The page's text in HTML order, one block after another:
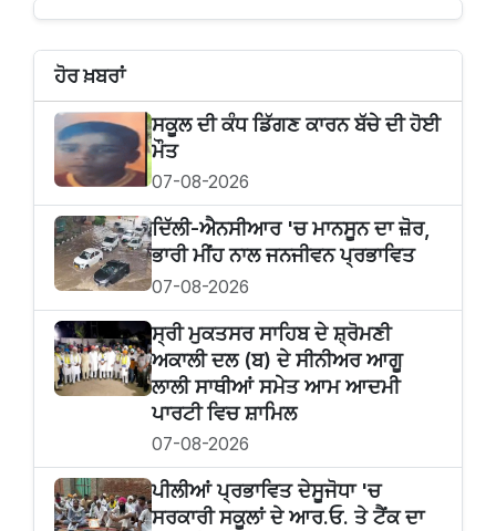
ਹੋਰ ਖ਼ਬਰਾਂ
ਸਕੂਲ ਦੀ ਕੰਧ ਡਿੱਗਣ ਕਾਰਨ ਬੱਚੇ ਦੀ ਹੋਈ
ਮੌਤ
07-08-2026
ਦਿੱਲੀ-ਐਨਸੀਆਰ 'ਚ ਮਾਨਸੂਨ ਦਾ ਜ਼ੋਰ,
ਭਾਰੀ ਮੀਂਹ ਨਾਲ ਜਨਜੀਵਨ ਪ੍ਰਭਾਵਿਤ
07-08-2026
ਸ੍ਰੀ ਮੁਕਤਸਰ ਸਾਹਿਬ ਦੇ ਸ਼੍ਰੋਮਣੀ
ਅਕਾਲੀ ਦਲ (ਬ) ਦੇ ਸੀਨੀਅਰ ਆਗੂ
ਲਾਲੀ ਸਾਥੀਆਂ ਸਮੇਤ ਆਮ ਆਦਮੀ
ਪਾਰਟੀ ਵਿਚ ਸ਼ਾਮਿਲ
07-08-2026
ਪੀਲੀਆਂ ਪ੍ਰਭਾਵਿਤ ਦੇਸੂਜੋਧਾ 'ਚ
ਸਰਕਾਰੀ ਸਕੂਲਾਂ ਦੇ ਆਰ.ਓ. ਤੇ ਟੈਂਕ ਦਾ